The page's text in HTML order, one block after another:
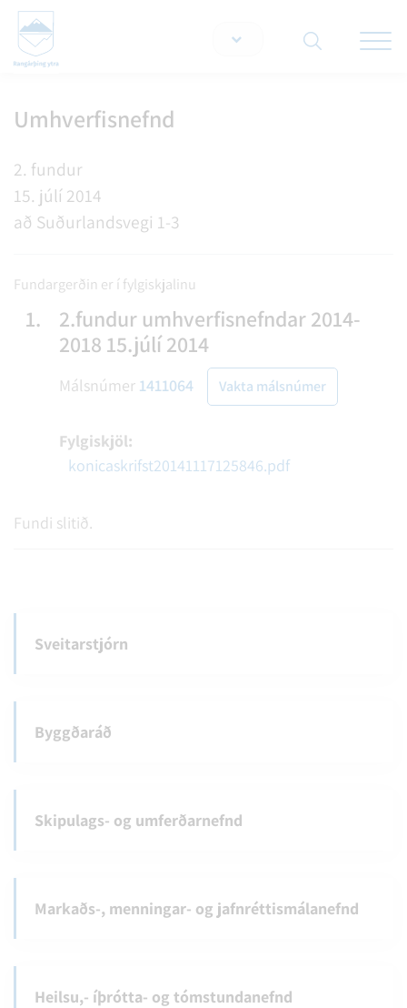
Umhverfisnefnd
2. fundur
15. júlí 2014
að Suðurlandsvegi 1-3
Fundargerðin er í fylgiskjalinu
1.
2.fundur umhverfisnefndar 2014-
2018 15.júlí 2014
Málsnúmer 1411064 Vakta málsnúmer
Fylgiskjöl:
konicaskrifst20141117125846.pdf
Fundi slitið.
Sveitarstjórn
Byggðaráð
Skipulags- og umferðarnefnd
Markaðs-, menningar- og jafnréttismálanefnd
Heilsu,- íþrótta- og tómstundanefnd
Leita á vef